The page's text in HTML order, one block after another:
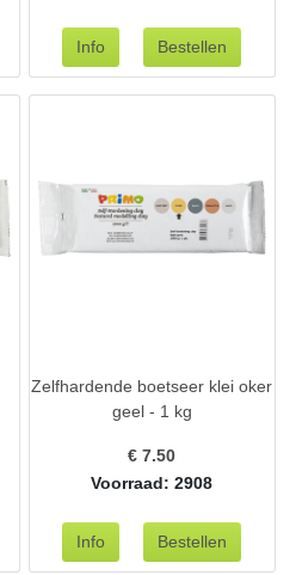
Zelfhardende boetseer klei oker
geel - 1 kg
€7.50
Voorraad: 2908